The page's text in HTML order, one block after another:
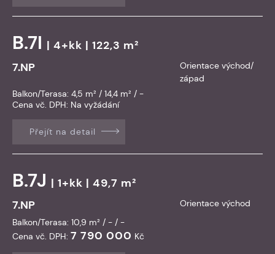
B.7I | 4+kk | 122,3 m²
7.NP
Orientace východ/
západ
Balkon/Terasa: 4,5 m² / 14,4 m² / -
Cena vč. DPH: Na vyžádání
Přejít na detail
B.7J | 1+kk | 49,7 m²
7.NP
Orientace východ
Balkon/Terasa: 10,9 m² / - / -
Cena vč. DPH: 7 790 000 Kč